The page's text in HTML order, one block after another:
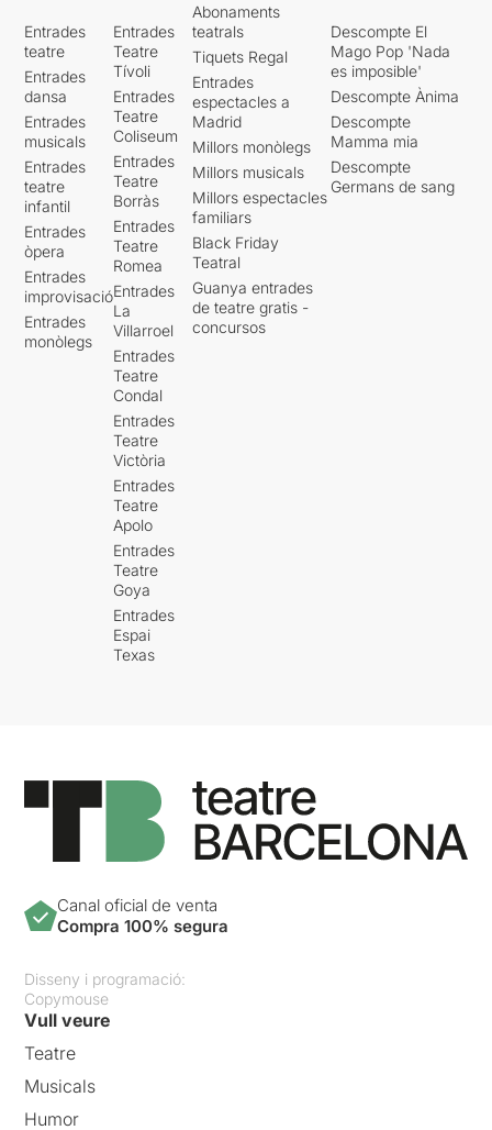
Entrades
teatre
Entrades
dansa
Entrades
musicals
Entrades
teatre
infantil
Entrades
òpera
Entrades
improvisació
Entrades
monòlegs
Entrades
Teatre
Tívoli
Entrades
Teatre
Coliseum
Entrades
Teatre
Borràs
Entrades
Teatre
Romea
Entrades
La
Villarroel
Entrades
Teatre
Condal
Entrades
Teatre
Victòria
Entrades
Teatre
Apolo
Entrades
Teatre
Goya
Entrades
Espai
Texas
Abonaments
teatrals
Tiquets Regal
Entrades
espectacles a
Madrid
Millors monòlegs
Millors musicals
Millors espectacles
familiars
Black Friday
Teatral
Guanya entrades
de teatre gratis -
concursos
Descompte El
Mago Pop 'Nada
es imposible'
Descompte Ànima
Descompte
Mamma mia
Descompte
Germans de sang
Canal oficial de venta
Compra 100% segura
Disseny i programació:
Copymouse
Vull veure
Teatre
Musicals
Humor